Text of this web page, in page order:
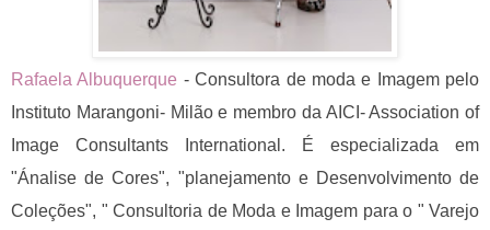
Rafaela Albuquerque - Consultora de moda e Imagem pelo
Instituto Marangoni- Milão e membro da AICI- Association of
Image Consultants International. É especializada em
"Ánalise de Cores", "planejamento e Desenvolvimento de
Coleções", " Consultoria de Moda e Imagem para o " Varejo